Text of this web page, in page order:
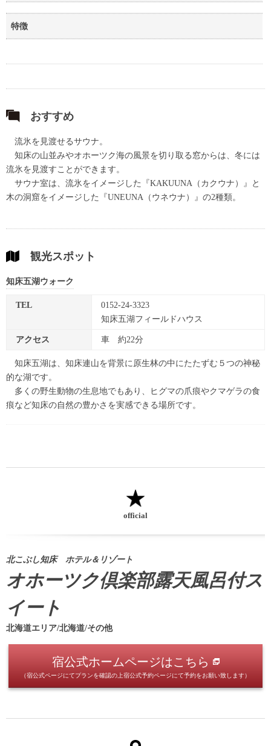
特徴
おすすめ
流氷を見渡せるサウナ。
知床の山並みやオホーツク海の風景を切り取る窓からは、冬には
流氷を見渡すことができます。
サウナ室は、流氷をイメージした『KAKUUNA（カクウナ）』と
木の洞窟をイメージした『UNEUNA（ウネウナ）』の2種類。
観光スポット
知床五湖ウォーク
TEL
0152-24-3323
知床五湖フィールドハウス
アクセス 車 約22分
知床五湖は、知床連山を背景に原生林の中にたたずむ５つの神秘
的な湖です。
多くの野生動物の生息地でもあり、ヒグマの爪痕やクマゲラの食
痕など知床の自然の豊かさを実感できる場所です。
official
北こぶし知床 ホテル＆リゾート
オホーツク倶楽部露天風呂付ス
イート
北海道エリア/北海道/その他
宿公式ホームページはこちら
（宿公式ページにてプランを確認の上宿公式予約ページにて予約をお願い致します）